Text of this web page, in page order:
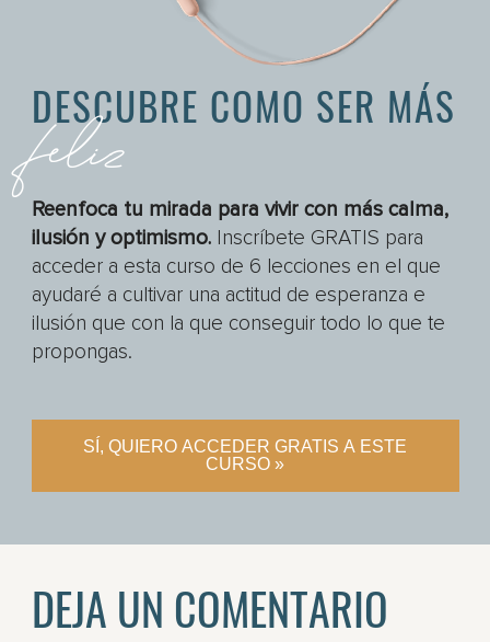
DESCUBRE COMO SER MÁS
feliz
Reenfoca tu mirada para vivir con más calma,
ilusión y optimismo.
Inscríbete GRATIS para
acceder a esta curso de 6 lecciones en el que
ayudaré a cultivar una actitud de esperanza e
ilusión que con la que conseguir todo lo que te
propongas.
SÍ, QUIERO ACCEDER GRATIS A ESTE
CURSO »
DEJA UN COMENTARIO